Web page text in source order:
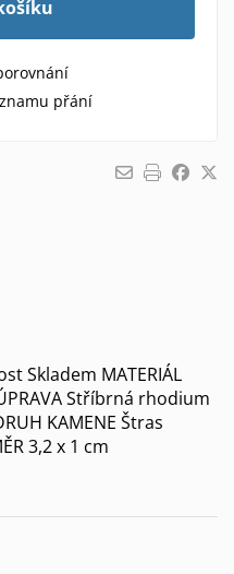
přání
Skladem MATERIÁL
Stříbrná rhodium
KAMENE Štras
3,2 x 1 cm